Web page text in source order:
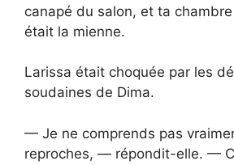
canapé du salon, et ta chambre
était la mienne.
Larissa était choquée par les
soudaines de Dima.
— Je ne comprends pas
reproches, — répondit-elle. —